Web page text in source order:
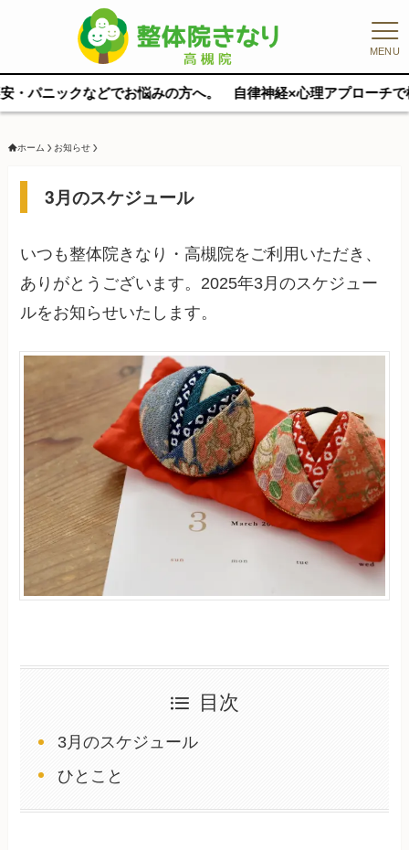
MENU
ックなどでお悩みの方へ。 自律神経×心理アプローチで根本
ホーム お知らせ
3月のスケジュール
いつも整体院きなり・高槻院をご利用いただき、
ありがとうございます。2025年3月のスケジュー
ルをお知らせいたします。
目次
3月のスケジュール
ひとこと